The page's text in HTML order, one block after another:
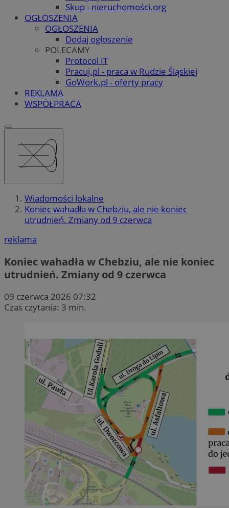
Skup - nieruchomości.org
OGŁOSZENIA
OGŁOSZENIA
Dodaj ogłoszenie
POLECAMY
Protocol IT
Pracuj.pl - praca w Rudzie Śląskiej
GoWork.pl - oferty pracy
REKLAMA
WSPÓŁPRACA
Wiadomości lokalne
Koniec wahadła w Chebziu, ale nie koniec
utrudnień. Zmiany od 9 czerwca
reklama
Koniec wahadła w Chebziu, ale nie koniec
utrudnień. Zmiany od 9 czerwca
09 czerwca 2026 07:32
Czas czytania: 3 min.